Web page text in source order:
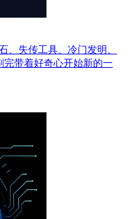
失传工具、冷门发明、
带着好奇心开始新的一